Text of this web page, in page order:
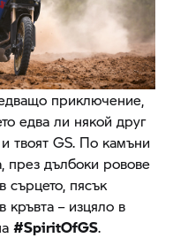
приключение,
едва ли някой друг
твоят GS. По камъни
през дълбоки ровове
сърцето, пясък
кръвта – изцяло в
#SpiritOfGS.